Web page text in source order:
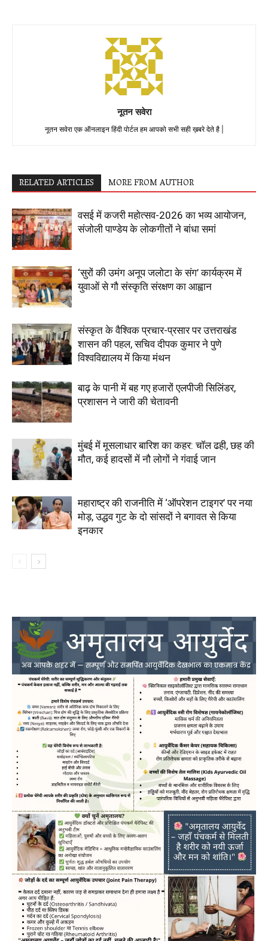
नूतन सवेरा
नूतन सवेरा एक ऑनलाइन हिंदी पोर्टल हम आपको सभी सही ख़बरे देते है |
RELATED ARTICLES MORE FROM AUTHOR
वसई में कजरी महोत्सव-2026 का भव्य आयोजन,
संजोली पाण्डेय के लोकगीतों ने बांधा समां
‘सुरों की उमंग अनूप जलोटा के संग’ कार्यक्रम में
युवाओं से गौ संस्कृति संरक्षण का आह्वान
संस्कृत के वैश्विक प्रचार-प्रसार पर उत्तराखंड
शासन की पहल, सचिव दीपक कुमार ने पुणे
विश्वविद्यालय में किया मंथन
बाढ़ के पानी में बह गए हजारों एलपीजी सिलिंडर,
प्रशासन ने जारी की चेतावनी
मुंबई में मूसलाधार बारिश का कहर: चॉल ढही, छह की
मौत, कई हादसों में नौ लोगों ने गंवाई जान
महाराष्ट्र की राजनीति में ‘ऑपरेशन टाइगर’ पर नया
मोड़, उद्धव गुट के दो सांसदों ने बगावत से किया
इनकार